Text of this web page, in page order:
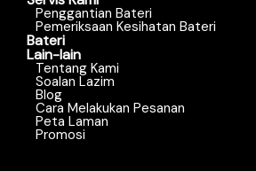
Penggantian Bateri
Pemeriksaan Kesihatan Bateri
Bateri
Lain-lain
Tentang Kami
Soalan Lazim
Blog
Cara Melakukan Pesanan
Peta Laman
Promosi